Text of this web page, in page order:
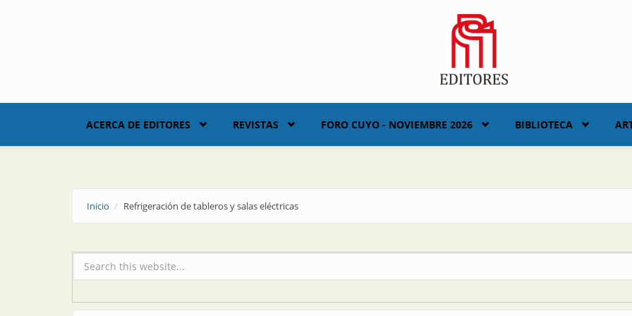
ACERCA DE EDITORES REVISTAS FORO CUYO - NOVIEMBRE 2026 BIBLIOTECA
Inicio Refrigeración de tableros y salas eléctricas
Formulario de búsqueda